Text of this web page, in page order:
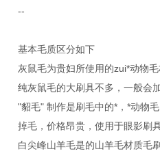
--
基本毛质区分如下
灰鼠毛为贵妇所使用的zui*动物
纯灰鼠毛的大刷具不多，一般会
"貂毛" 制作是刷毛中的*，*动物
掉毛，价格昂贵，使用于眼影刷
白尖峰山羊毛是的山羊毛材质毛刷